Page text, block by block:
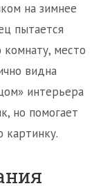
на зимнее
пытается
место
видна
интерьера
но помогает
картинку.